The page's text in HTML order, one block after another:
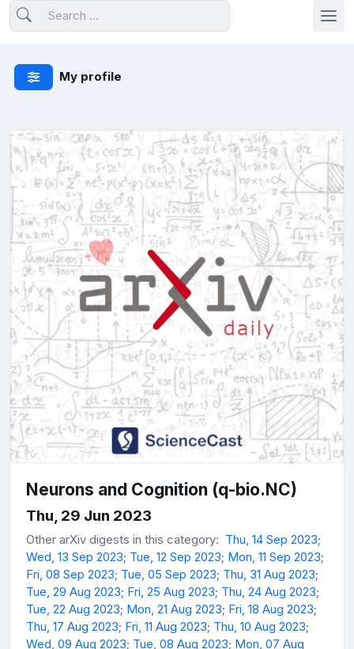
My profile
Neurons and Cognition (q-bio.NC)
Thu, 29 Jun 2023
Other arXiv digests in this category: Thu, 14 Sep 2023;
Wed, 13 Sep 2023; Tue, 12 Sep 2023; Mon, 11 Sep 2023;
Fri, 08 Sep 2023; Tue, 05 Sep 2023; Thu, 31 Aug 2023;
Tue, 29 Aug 2023; Fri, 25 Aug 2023; Thu, 24 Aug 2023;
Tue, 22 Aug 2023; Mon, 21 Aug 2023; Fri, 18 Aug 2023;
Thu, 17 Aug 2023; Fri, 11 Aug 2023; Thu, 10 Aug 2023;
Wed, 09 Aug 2023; Tue, 08 Aug 2023; Mon, 07 Aug